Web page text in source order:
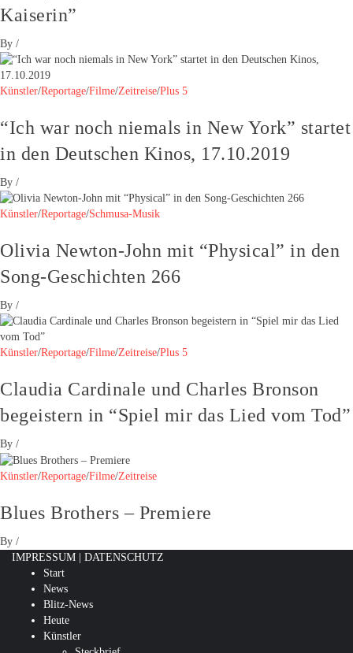
Kaiserin”
By /
Künstler/Reportage/Filme/Zeitreise/Plus 5
“Ich war noch niemals in New York” startet
in den Deutschen Kinos, 17.10.2019
By /
Künstler/Reportage/Schmusa-Musik
Olivia Newton-John mit “Physical” in den
Song-Geschichten 266
By /
Künstler/Reportage/Filme/Zeitreise/Plus 5
Claudia Cardinale und Charles Bronson
begeistern in “Spiel mir das Lied vom Tod”
By /
Künstler/Reportage/Filme/Zeitreise
Blues Brothers – Premiere
By /
IMPRESSUM
DATENSCHUTZ
Start
News
Blitz-News
Heute
Künstler